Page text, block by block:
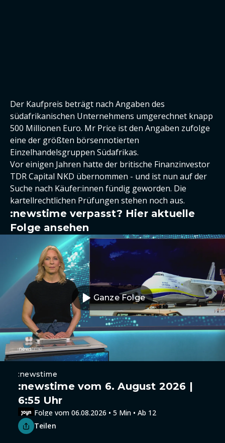
Der Kaufpreis beträgt nach Angaben des
südafrikanischen Unternehmens umgerechnet knapp
500 Millionen Euro. Mr Price ist den Angaben zufolge
eine der größten börsennotierten
Einzelhandelsgruppen Südafrikas.
Vor einigen Jahren hatte der britische Finanzinvestor
TDR Capital NKD übernommen - und ist nun auf der
Suche nach Käufer:innen fündig geworden. Die
kartellrechtlichen Prüfungen stehen noch aus.
:newstime verpasst? Hier aktuelle
Folge ansehen
Ganze Folge
:newstime
:newstime vom 6. August 2026 |
6:55 Uhr
Folge vom 06.08.2026 • 5 Min • Ab 12
Teilen